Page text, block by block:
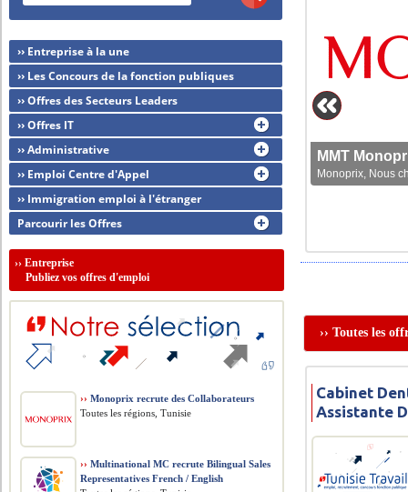
MMT
Monoprix, Nous
›› Toutes les
Cabinet
Assistante
›› Entreprise à la une
›› Les Concours de la fonction publiques
›› Offres des Secteurs Leaders
›› Offres IT
›› Administrative
›› Emploi Centre d'Appel
›› Immigration emploi à l'étranger
Parcourir les Offres
››Entreprise
Publiez vos offres d'emploi
›› Monoprix recrute des Collaborateurs
Toutes les régions, Tunisie
›› Multinational MC recrute Bilingual Sales
Representatives French / English